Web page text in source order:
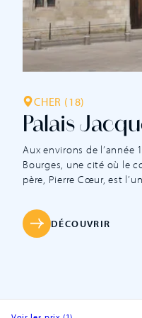
CHER (18)
Palais
Aux environs de l’année
Bourges, une cité où le
père, Pierre Cœur, est
à peu, Jacques gère une
commerce de la laine et
DÉCOUVRIR